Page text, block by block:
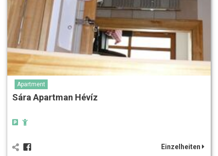
Apartment
Sára Apartman Hévíz
Einzelheiten